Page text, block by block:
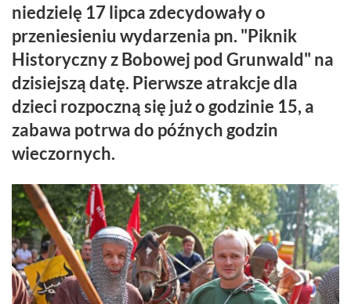
niedzielę 17 lipca zdecydowały o
przeniesieniu wydarzenia pn. "Piknik
Historyczny z Bobowej pod Grunwald" na
dzisiejszą datę. Pierwsze atrakcje dla
dzieci rozpoczną się już o godzinie 15, a
zabawa potrwa do późnych godzin
wieczornych.